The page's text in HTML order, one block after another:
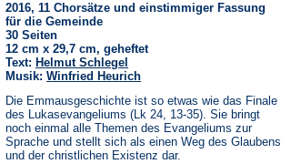
2016, 11 Chorsätze und einstimmiger Fassung
für die Gemeinde
30 Seiten
12 cm x 29,7 cm, geheftet
Text: Helmut Schlegel
Musik: Winfried Heurich
Die Emmausgeschichte ist so etwas wie das Finale
des Lukasevangeliums (Lk 24, 13-35). Sie bringt
noch einmal alle Themen des Evangeliums zur
Sprache und stellt sich als einen Weg des Glaubens
und der christlichen Existenz dar.